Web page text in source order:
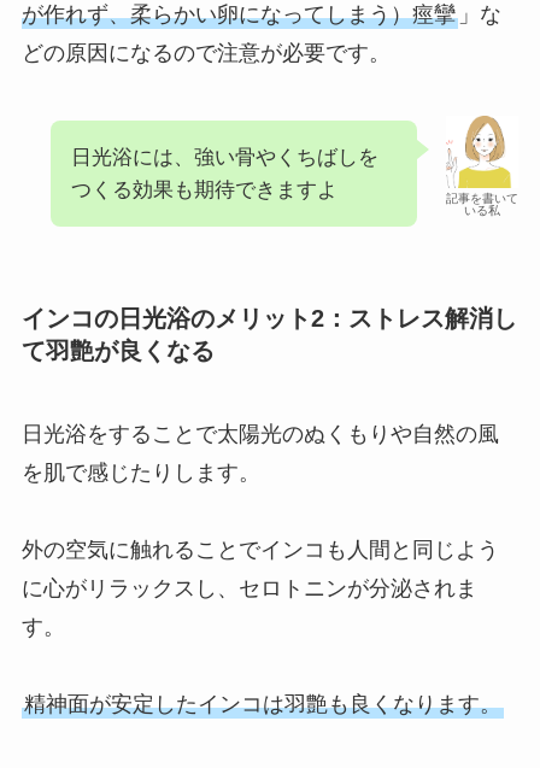
が作れず、柔らかい卵になってしまう）痙攣」な
どの原因になるので注意が必要です。
記事を書いて
いる私
日光浴には、強い骨やくちばしを
つくる効果も期待できますよ
インコの日光浴のメリット2：ストレス解消し
て羽艶が良くなる
日光浴をすることで太陽光のぬくもりや自然の風
を肌で感じたりします。
外の空気に触れることでインコも人間と同じよう
に心がリラックスし、セロトニンが分泌されま
す。
精神面が安定したインコは羽艶も良くなります。